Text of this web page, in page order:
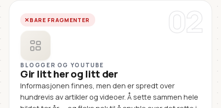
02
BARE FRAGMENTER
BLOGGER OG YOUTUBE
Gir litt her og litt der
Informasjonen finnes, men den er spredt over
hundrevis av artikler og videoer. Å sette sammen hele